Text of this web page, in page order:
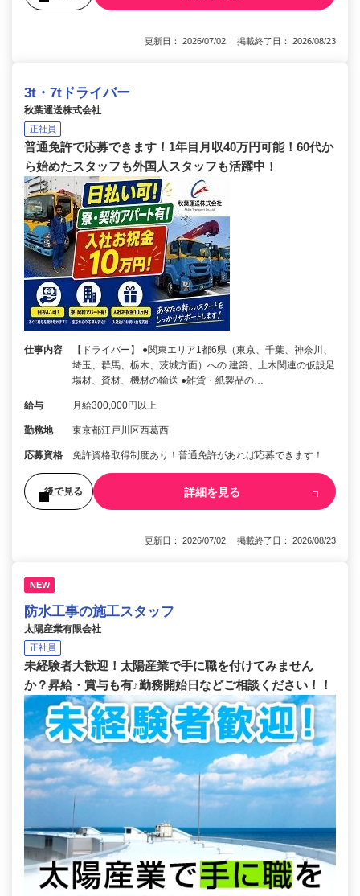
更新日： 2026/07/02 掲載終了日： 2026/08/23
3t・7tドライバー
秋葉運送株式会社
正社員
普通免許で応募できます！1年目月収40万円可能！60代か
ら始めたスタッフも外国人スタッフも活躍中！
仕事内容
【ドライバー】 ●関東エリア1都6県（東京、千葉、神奈川、
埼玉、群馬、栃木、茨城方面）への 建築、土木関連の仮設足
場材、資材、機材の輸送 ●雑貨・紙製品の…
給与 月給300,000円以上
勤務地 東京都江戸川区西葛西
応募資格 免許資格取得制度あり！普通免許があれば応募できます！
後で見る 詳細を見る
更新日： 2026/07/02 掲載終了日： 2026/08/23
NEW
防水工事の施工スタッフ
太陽産業有限会社
正社員
未経験者大歓迎！太陽産業で手に職を付けてみません
か？昇給・賞与も有♪勤務開始日などご相談ください！！